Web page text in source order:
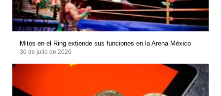
Mitos en el Ring extiende sus funciones en la Arena México
30 de julio de 2026